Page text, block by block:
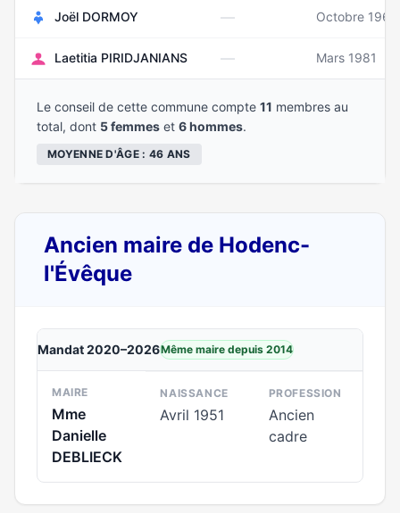
Joël DORMOY — Octobre 1963
Laetitia PIRIDJANIANS — Mars 1981
Le conseil de cette commune compte 11 membres au
total, dont 5 femmes et 6 hommes.
MOYENNE D'ÂGE : 46 ANS
Ancien maire de Hodenc-
l'Évêque
Mandat 2020–2026Même maire depuis 2014
MAIRE
Mme
Danielle
DEBLIECK
NAISSANCE
Avril 1951
PROFESSION
Ancien
cadre